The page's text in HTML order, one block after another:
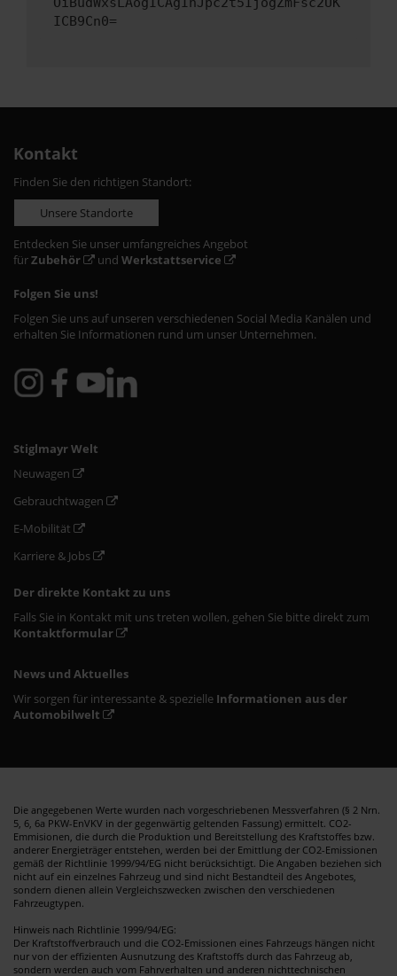
ICB9Cn0=
Kontakt
Finden Sie den richtigen Standort:
Unsere Standorte
Entdecken Sie unser umfangreiches Angebot
fürZubehör und Werkstattservice
Folgen Sie uns!
Folgen Sie uns auf unseren verschiedenen Social Media Kanälen und
erhalten Sie Informationen rund um unser Unternehmen.
Stiglmayr Welt
Neuwagen
Gebrauchtwagen
E-Mobilität
Karriere & Jobs
Der direkte Kontakt zu uns
Falls Sie in Kontakt mit uns treten wollen, gehen Sie bitte direkt zum
Kontaktformular
News und Aktuelles
Wir sorgen für interessante & spezielle Informationen aus der
Automobilwelt
Die angegebenen Werte wurden nach vorgeschriebenen Messverfahren (§ 2 Nrn.
5, 6, 6a PKW-EnVKV in der gegenwärtig geltenden Fassung) ermittelt. CO2-
Emmisionen, die durch die Produktion und Bereitstellung des Kraftstoffes bzw.
anderer Energieträger entstehen, werden bei der Emittlung der CO2-Emissionen
gemäß der Richtlinie 1999/94/EG nicht berücksichtigt. Die Angaben beziehen sich
nicht auf ein einzelnes Fahrzeug und sind nicht Bestandteil des Angebotes,
sondern dienen allein Vergleichszwecken zwischen den verschiedenen
Fahrzeugtypen.
Hinweis nach Richtlinie 1999/94/EG:
Der Kraftstoffverbrauch und die CO2-Emissionen eines Fahrzeugs hängen nicht
nur von der effizienten Ausnutzung des Kraftstoffs durch das Fahrzeug ab,
sondern werden auch vom Fahrverhalten und anderen nichttechnischen